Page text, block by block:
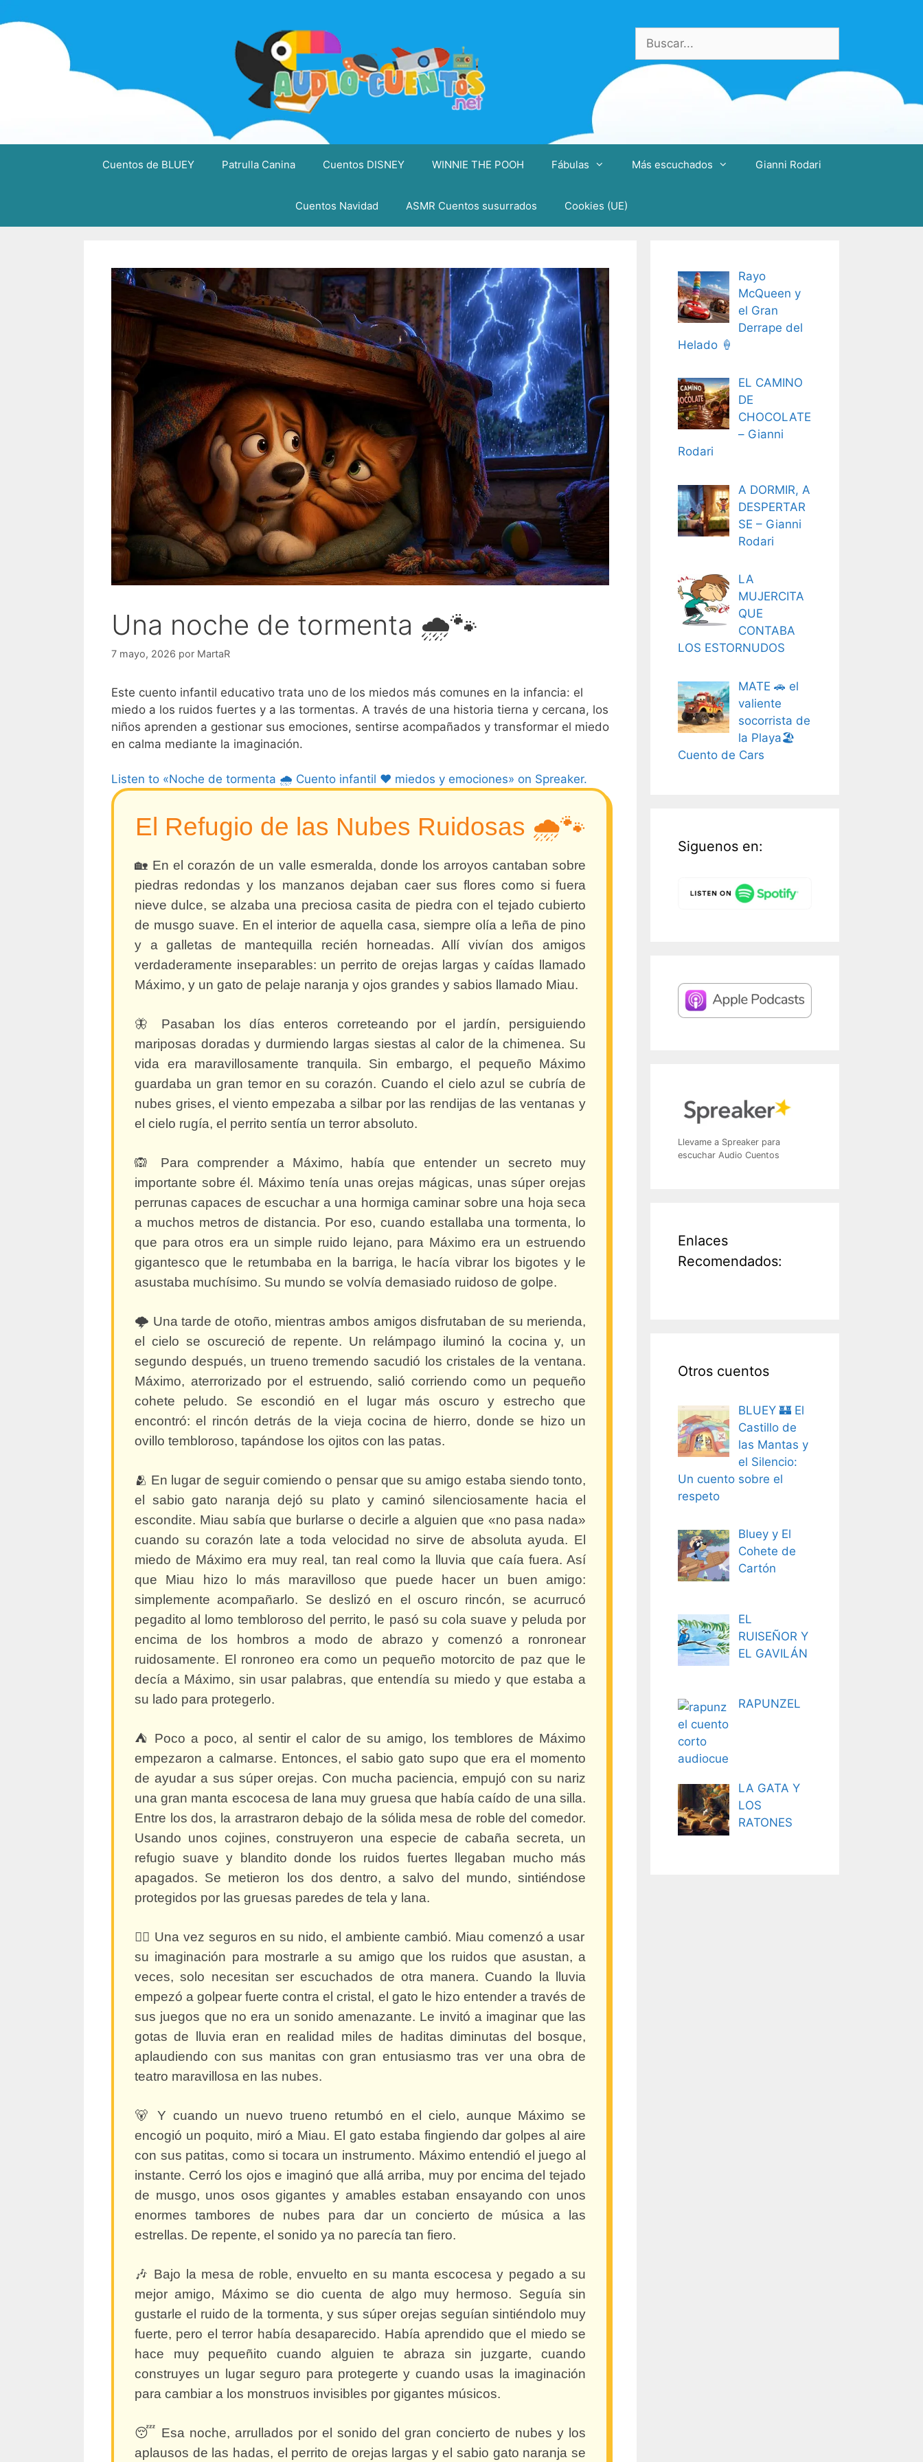
al
Buscar:
Cuentos de BLUEY Patrulla Canina Cuentos DISNEY WINNIE THE POOH Fábulas Más escuchados Gianni Rodari
Cuentos Navidad ASMR Cuentos susurrados Cookies (UE)
Una noche de tormenta 🌧️🐾
7 mayo, 2026 por MartaR
Este cuento infantil educativo trata uno de los miedos más comunes en la infancia: el
miedo a los ruidos fuertes y a las tormentas. A través de una historia tierna y cercana, los
niños aprenden a gestionar sus emociones, sentirse acompañados y transformar el miedo
en calma mediante la imaginación.
Listen to «Noche de tormenta 🌧️ Cuento infantil ❤️ miedos y emociones» on Spreaker.
El Refugio de las Nubes Ruidosas 🌧️🐾
🏡 En el corazón de un valle esmeralda, donde los arroyos cantaban sobre
piedras redondas y los manzanos dejaban caer sus flores como si fuera
nieve dulce, se alzaba una preciosa casita de piedra con el tejado cubierto
de musgo suave. En el interior de aquella casa, siempre olía a leña de pino
y a galletas de mantequilla recién horneadas. Allí vivían dos amigos
verdaderamente inseparables: un perrito de orejas largas y caídas llamado
Máximo, y un gato de pelaje naranja y ojos grandes y sabios llamado Miau.
🦋 Pasaban los días enteros correteando por el jardín, persiguiendo
mariposas doradas y durmiendo largas siestas al calor de la chimenea. Su
vida era maravillosamente tranquila. Sin embargo, el pequeño Máximo
guardaba un gran temor en su corazón. Cuando el cielo azul se cubría de
nubes grises, el viento empezaba a silbar por las rendijas de las ventanas y
el cielo rugía, el perrito sentía un terror absoluto.
🙉 Para comprender a Máximo, había que entender un secreto muy
importante sobre él. Máximo tenía unas orejas mágicas, unas súper orejas
perrunas capaces de escuchar a una hormiga caminar sobre una hoja seca
a muchos metros de distancia. Por eso, cuando estallaba una tormenta, lo
que para otros era un simple ruido lejano, para Máximo era un estruendo
gigantesco que le retumbaba en la barriga, le hacía vibrar los bigotes y le
asustaba muchísimo. Su mundo se volvía demasiado ruidoso de golpe.
🌩️ Una tarde de otoño, mientras ambos amigos disfrutaban de su merienda,
el cielo se oscureció de repente. Un relámpago iluminó la cocina y, un
segundo después, un trueno tremendo sacudió los cristales de la ventana.
Máximo, aterrorizado por el estruendo, salió corriendo como un pequeño
cohete peludo. Se escondió en el lugar más oscuro y estrecho que
encontró: el rincón detrás de la vieja cocina de hierro, donde se hizo un
ovillo tembloroso, tapándose los ojitos con las patas.
🫂 En lugar de seguir comiendo o pensar que su amigo estaba siendo tonto,
el sabio gato naranja dejó su plato y caminó silenciosamente hacia el
escondite. Miau sabía que burlarse o decirle a alguien que «no pasa nada»
cuando su corazón late a toda velocidad no sirve de absoluta ayuda. El
miedo de Máximo era muy real, tan real como la lluvia que caía fuera. Así
que Miau hizo lo más maravilloso que puede hacer un buen amigo:
simplemente acompañarlo. Se deslizó en el oscuro rincón, se acurrucó
pegadito al lomo tembloroso del perrito, le pasó su cola suave y peluda por
encima de los hombros a modo de abrazo y comenzó a ronronear
ruidosamente. El ronroneo era como un pequeño motorcito de paz que le
decía a Máximo, sin usar palabras, que entendía su miedo y que estaba a
su lado para protegerlo.
⛺ Poco a poco, al sentir el calor de su amigo, los temblores de Máximo
empezaron a calmarse. Entonces, el sabio gato supo que era el momento
de ayudar a sus súper orejas. Con mucha paciencia, empujó con su nariz
una gran manta escocesa de lana muy gruesa que había caído de una silla.
Entre los dos, la arrastraron debajo de la sólida mesa de roble del comedor.
Usando unos cojines, construyeron una especie de cabaña secreta, un
refugio suave y blandito donde los ruidos fuertes llegaban mucho más
apagados. Se metieron los dos dentro, a salvo del mundo, sintiéndose
protegidos por las gruesas paredes de tela y lana.
🧚‍♀️ Una vez seguros en su nido, el ambiente cambió. Miau comenzó a usar
su imaginación para mostrarle a su amigo que los ruidos que asustan, a
veces, solo necesitan ser escuchados de otra manera. Cuando la lluvia
empezó a golpear fuerte contra el cristal, el gato le hizo entender a través de
sus juegos que no era un sonido amenazante. Le invitó a imaginar que las
gotas de lluvia eran en realidad miles de haditas diminutas del bosque,
aplaudiendo con sus manitas con gran entusiasmo tras ver una obra de
teatro maravillosa en las nubes.
🐻 Y cuando un nuevo trueno retumbó en el cielo, aunque Máximo se
encogió un poquito, miró a Miau. El gato estaba fingiendo dar golpes al aire
con sus patitas, como si tocara un instrumento. Máximo entendió el juego al
instante. Cerró los ojos e imaginó que allá arriba, muy por encima del tejado
de musgo, unos osos gigantes y amables estaban ensayando con unos
enormes tambores de nubes para dar un concierto de música a las
estrellas. De repente, el sonido ya no parecía tan fiero.
🎶 Bajo la mesa de roble, envuelto en su manta escocesa y pegado a su
mejor amigo, Máximo se dio cuenta de algo muy hermoso. Seguía sin
gustarle el ruido de la tormenta, y sus súper orejas seguían sintiéndolo muy
fuerte, pero el terror había desaparecido. Había aprendido que el miedo se
hace muy pequeñito cuando alguien te abraza sin juzgarte, cuando
construyes un lugar seguro para protegerte y cuando usas la imaginación
para cambiar a los monstruos invisibles por gigantes músicos.
😴 Esa noche, arrullados por el sonido del gran concierto de nubes y los
aplausos de las hadas, el perrito de orejas largas y el sabio gato naranja se
Rayo
McQueen y
el Gran
Derrape del
Helado 🍦
EL CAMINO
DE
CHOCOLATE
– Gianni
Rodari
A DORMIR, A
DESPERTAR
SE – Gianni
Rodari
LA
MUJERCITA
QUE
CONTABA
LOS ESTORNUDOS
MATE 🚗 el
valiente
socorrista de
la Playa🏖️
Cuento de Cars
Siguenos en:
Llevame a Spreaker para
escuchar Audio Cuentos
Enlaces
Recomendados:
Otros cuentos
BLUEY 🏰 El
Castillo de
las Mantas y
el Silencio:
Un cuento sobre el
respeto
Bluey y El
Cohete de
Cartón
EL
RUISEÑOR Y
EL GAVILÁN
RAPUNZEL
LA GATA Y
LOS
RATONES